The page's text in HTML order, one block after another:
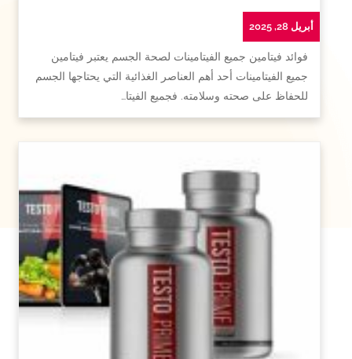
أبريل 28, 2025
فوائد فيتامين جميع الفيتامينات لصحة الجسم يعتبر فيتامين
جميع الفيتامينات أحد أهم العناصر الغذائية التي يحتاجها الجسم
للحفاظ على صحته وسلامته. فجميع الفيتا…